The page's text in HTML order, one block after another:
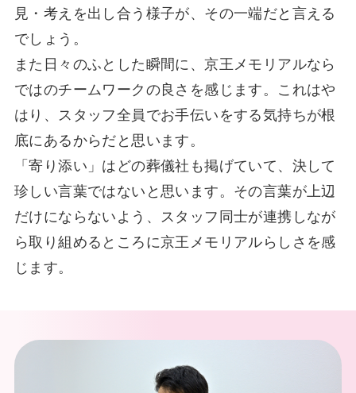
見・考えを出し合う様子が、その一端だと言える
でしょう。
また日々のふとした瞬間に、京王メモリアルなら
ではのチームワークの良さを感じます。これはや
はり、スタッフ全員でお手伝いをする気持ちが根
底にあるからだと思います。
「寄り添い」はどの葬儀社も掲げていて、決して
珍しい言葉ではないと思います。その言葉が上辺
だけにならないよう、スタッフ同士が連携しなが
ら取り組めるところに京王メモリアルらしさを感
じます。